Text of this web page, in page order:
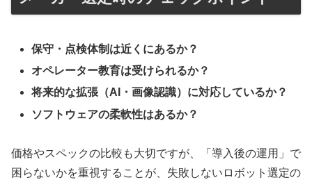
保守・点検体制は近くにあるか？
オペレーター教育は受けられるか？
将来的な拡張（AI・画像認識）に対応しているか？
ソフトウェアの柔軟性はあるか？
価格やスペックの比較も大切ですが、「導入後の運用」で
困らないかを重視することが、失敗しないロボット選定の